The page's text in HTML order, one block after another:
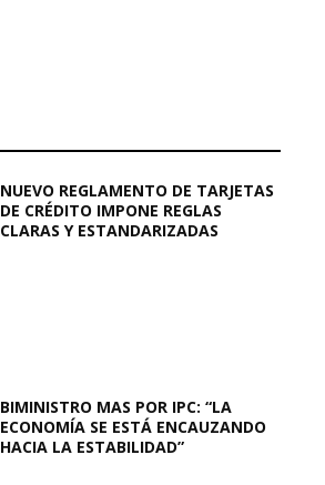
NUEVO REGLAMENTO DE TARJETAS
DE CRÉDITO IMPONE REGLAS
CLARAS Y ESTANDARIZADAS
BIMINISTRO MAS POR IPC: “LA
ECONOMÍA SE ESTÁ ENCAUZANDO
HACIA LA ESTABILIDAD”